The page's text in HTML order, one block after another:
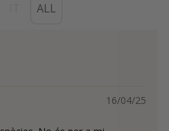
ALL
16/04/25